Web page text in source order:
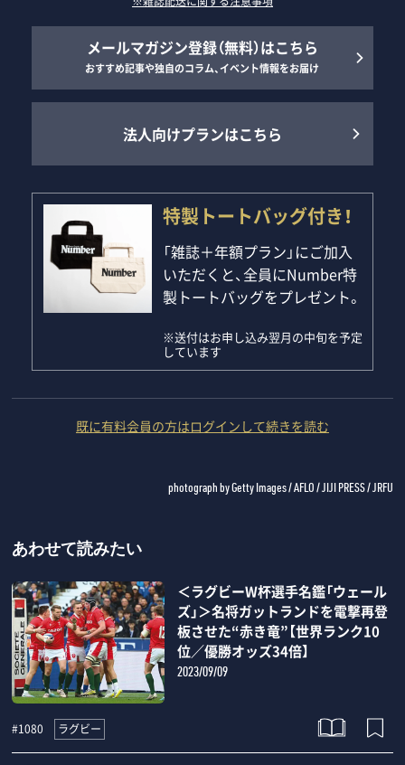
メールマガジン登録（無料）はこちら
おすすめ記事や独自のコラム、イベント情報をお届け
法人向けプランはこちら
特製トートバッグ付き！
「雑誌＋年額プラン」にご加入
いただくと、全員にNumber特
製トートバッグをプレゼント。
※送付はお申し込み翌月の中旬を予定
しています
既に有料会員の方はログインして続きを読む
photograph by Getty Images / AFLO / JIJI PRESS / JRFU
あわせて読みたい
＜ラグビーW杯選手名鑑「ウェール
ズ」＞名将ガットランドを電撃再登
板させた“赤き竜”【世界ランク10
位／優勝オッズ34倍】
2023/09/09
#1080 ラグビー